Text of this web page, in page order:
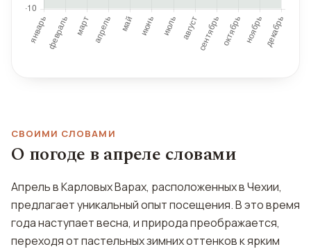
СВОИМИ СЛОВАМИ
О погоде в апреле словами
Апрель в Карловых Варах, расположенных в Чехии,
предлагает уникальный опыт посещения. В это время
года наступает весна, и природа преображается,
переходя от пастельных зимних оттенков к ярким